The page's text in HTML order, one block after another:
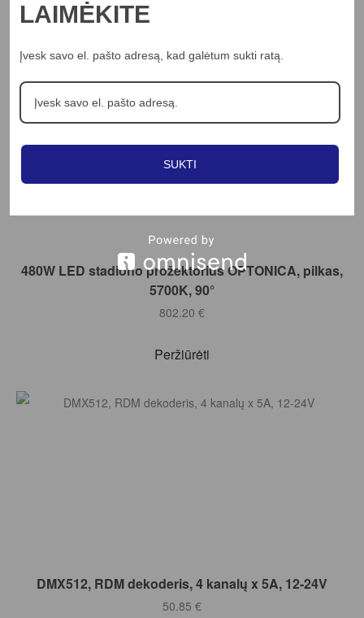
Į KREPŠELĮ
480W LED stadiono prožektorius OPTONICA, pilkas,
5700K, 90°
802.20 €
Peržiūrėti
Į KREPŠELĮ
DMX512, RDM dekoderis, 4 kanalų x 5A, 12-24V
50.85 €
LAIMĖKITE
Įvesk savo el. pašto adresą, kad galėtum sukti ratą.
SUKTI